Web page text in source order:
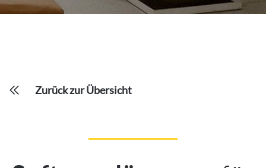
Zurück zur Übersicht